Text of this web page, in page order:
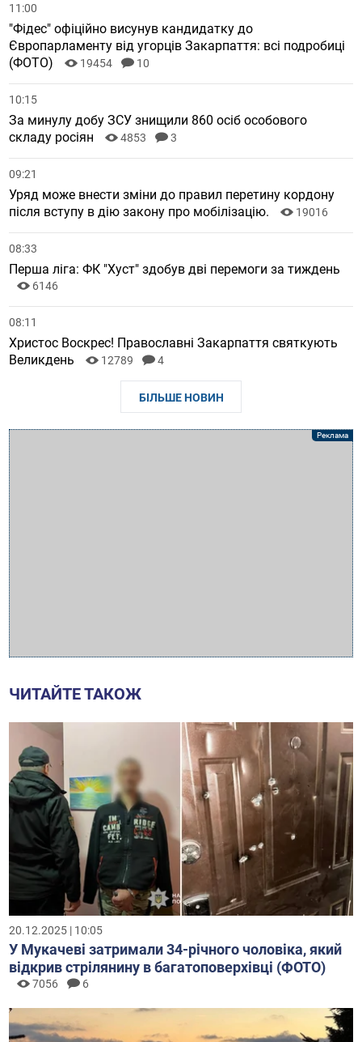
11:00
"Фідес" офіційно висунув кандидатку до
Європарламенту від угорців Закарпаття: всі подробиці
(ФОТО)
19454 10
10:15
За минулу добу ЗСУ знищили 860 осіб особового
складу росіян
4853 3
09:21
Уряд може внести зміни до правил перетину кордону
після вступу в дію закону про мобілізацію.
19016
08:33
Перша ліга: ФК "Хуст" здобув дві перемоги за тиждень
6146
08:11
Христос Воскрес! Православні Закарпаття святкують
Великдень
12789 4
БІЛЬШЕ НОВИН
ЧИТАЙТЕ ТАКОЖ
20.12.2025 | 10:05
У Мукачеві затримали 34-річного чоловіка, який
відкрив стрілянину в багатоповерхівці (ФОТО)
7056 6